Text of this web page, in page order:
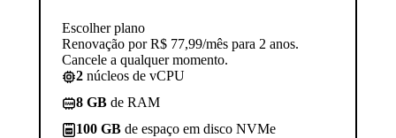
Escolher plano
Renovação por R$ 77,99/mês para 2 anos.
Cancele a qualquer momento.
2 núcleos de vCPU
8 GB de RAM
100 GB de espaço em disco NVMe